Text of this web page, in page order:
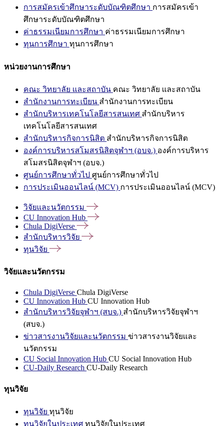
การสมัครเข้าศึกษาระดับบัณฑิตศึกษา การสมัครเข้า
ศึกษาระดับบัณฑิตศึกษา
ค่าธรรมเนียมการศึกษา ค่าธรรมเนียมการศึกษา
ทุนการศึกษา ทุนการศึกษา
หน่วยงานการศึกษา
คณะ วิทยาลัย และสถาบัน คณะ วิทยาลัย และสถาบัน
สำนักงานการทะเบียน สำนักงานการทะเบียน
สำนักบริหารเทคโนโลยีสารสนเทศ สำนักบริหาร
เทคโนโลยีสารสนเทศ
สำนักบริหารกิจการนิสิต สำนักบริหารกิจการนิสิต
องค์การบริหารสโมสรนิสิตจุฬาฯ (อบจ.) องค์การบริหาร
สโมสรนิสิตจุฬาฯ (อบจ.)
ศูนย์การศึกษาทั่วไป ศูนย์การศึกษาทั่วไป
การประเมินออนไลน์ (MCV) การประเมินออนไลน์ (MCV)
วิจัยและนวัตกรรม
CU Innovation Hub
Chula DigiVerse
สำนักบริหารวิจัย
ทุนวิจัย
วิจัยและนวัตกรรม
Chula DigiVerse Chula DigiVerse
CU Innovation Hub CU Innovation Hub
สำนักบริหารวิจัยจุฬาฯ (สบจ.) สำนักบริหารวิจัยจุฬาฯ
(สบจ.)
ข่าวสารงานวิจัยและนวัตกรรม ข่าวสารงานวิจัยและ
นวัตกรรม
CU Social Innovation Hub CU Social Innovation Hub
CU-Daily Research CU-Daily Research
ทุนวิจัย
ทุนวิจัย ทุนวิจัย
ทุนวิจัยในประเทศ ทุนวิจัยในประเทศ